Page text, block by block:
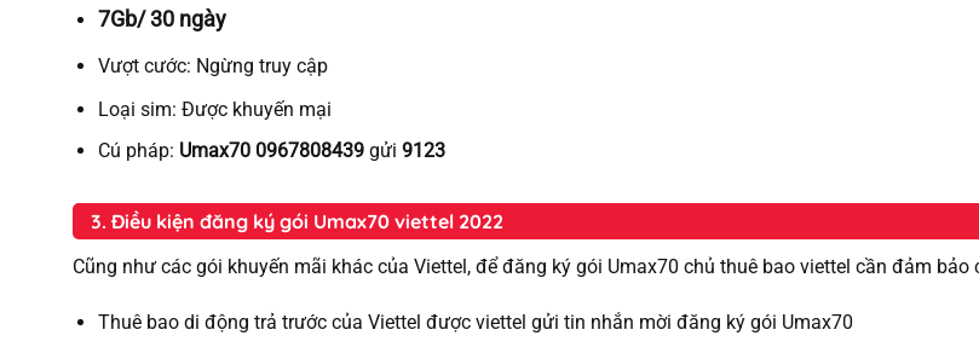
7Gb/ 30 ngày
Vượt cước: Ngừng truy cập
Loại sim:Được khuyến mại
Cú pháp: Umax70 0967808439 gửi9123
3. Điều kiện đăng ký gói Umax70 viettel 2022
Cũng như các gói khuyến mãi khác của Viettel, để đăng ký gói Umax70 chủ thuê bao viettel cần đảm bảo
Thuê bao di động trả trước của Viettel được viettel gửi tin nhắn mời đăng ký gói Umax70